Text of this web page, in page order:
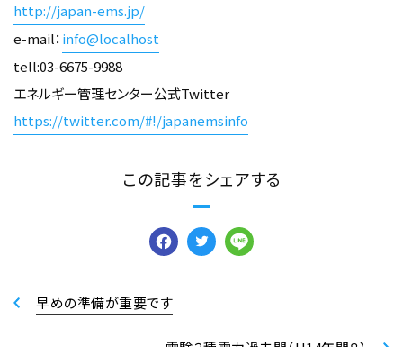
http://japan-ems.jp/
e-mail： info@localhost
tell:03-6675-9988
エネルギー管理センター公式Twitter
https://twitter.com/#!/japanemsinfo
この記事をシェアする
Facebook
Twitter
早めの準備が重要です